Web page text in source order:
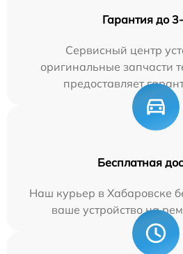
Гарантия до
Сервисный центр
оригинальные запчасти
предоставляет
Бесплатная
Наш курьер в Хабаровске
ваше устройство на